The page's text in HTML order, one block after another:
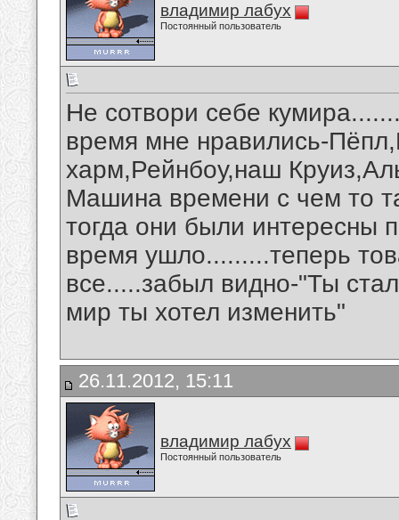
владимир лабух
Постоянный пользователь
Не сотвори себе
время мне нравились-
харм,Рейнбоу,наш
Машина времени с чем то
тогда они были интересны
время ушло.........теперь
все.....забыл видно-"Ты
мир ты хотел изменить"
26.11.2012, 15:11
владимир лабух
Постоянный пользователь